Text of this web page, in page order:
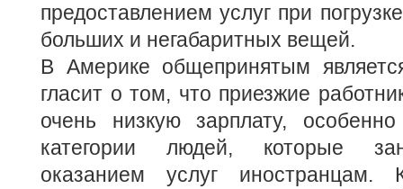
предоставлением услуг при
больших и негабаритных вещей.
В Америке общепринятым
гласит о том, что приезжие
очень низкую зарплату,
категории людей, которые
оказанием услуг